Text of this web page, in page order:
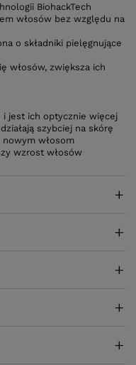
BiohackTech
włosów bez względu na
o składniki pielęgnujące
włosów, zwiększa ich
i jest ich optycznie więcej
szybciej na skórę
włosom
wzrost włosów